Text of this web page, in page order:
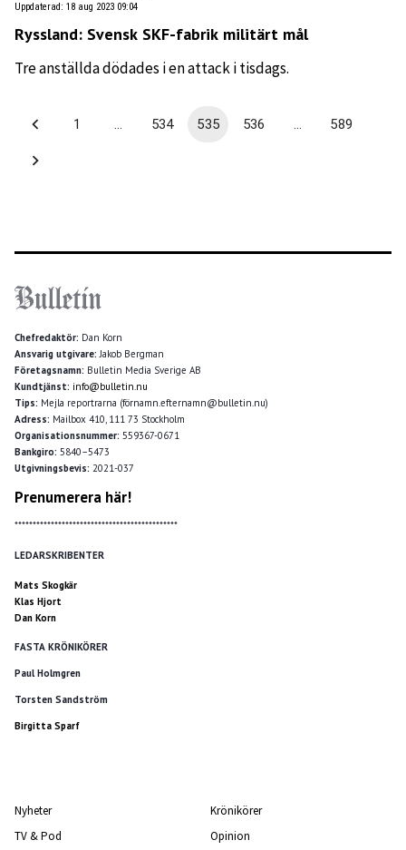
Uppdaterad: 18 aug 2023 09:04
Ryssland: Svensk SKF-fabrik militärt mål
Tre anställda dödades i en attack i tisdags.
1 534 535 536 589
Chefredaktör: Dan Korn
Ansvarig utgivare:Jakob Bergman
Företagsnamn: Bulletin Media Sverige AB
Kundtjänst: info@bulletin.nu
Tips: Mejla reportrarna (förnamn.efternamn@bulletin.nu)
Adress: Mailbox 410, 111 73 Stockholm
Organisationsnummer: 559367-0671
Bankgiro: 5840–5473
Utgivningsbevis: 2021-037
Prenumerera här!
*********************************************
LEDARSKRIBENTER
Mats Skogkär
Klas Hjort
Dan Korn
FASTA KRÖNIKÖRER
Paul Holmgren
Torsten Sandström
Birgitta Sparf
Nyheter
TV & Pod
Krönikörer
Opinion